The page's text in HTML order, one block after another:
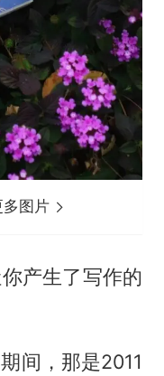
图片
产生了写作的
间，那是2011